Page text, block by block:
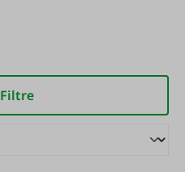
Filtre